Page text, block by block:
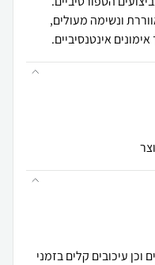
אינטנסיביים.
וכן עיכובים קלים בזמני